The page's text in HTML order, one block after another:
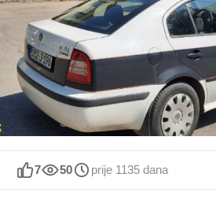
7 50 prije 1135 dana